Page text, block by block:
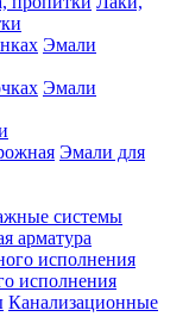
Эмали
Эмали
Эмали для
системы
арматура
исполнения
Канализационные